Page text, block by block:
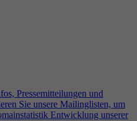
Pressemitteilungen und
Sie unsere Mailinglisten, um
Entwicklung unserer